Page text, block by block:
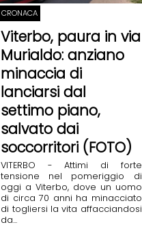
CRONACA
Viterbo, paura in via
Murialdo: anziano
minaccia di
lanciarsi dal
settimo piano,
salvato dai
soccorritori (FOTO)
VITERBO - Attimi di forte
tensione nel pomeriggio di
oggi a Viterbo, dove un uomo
di circa 70 anni ha minacciato
di togliersi la vita affacciandosi
da...